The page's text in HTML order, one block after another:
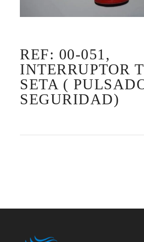
REF: 00-051,
INTERRUPTOR
SETA (
SEGURIDAD)